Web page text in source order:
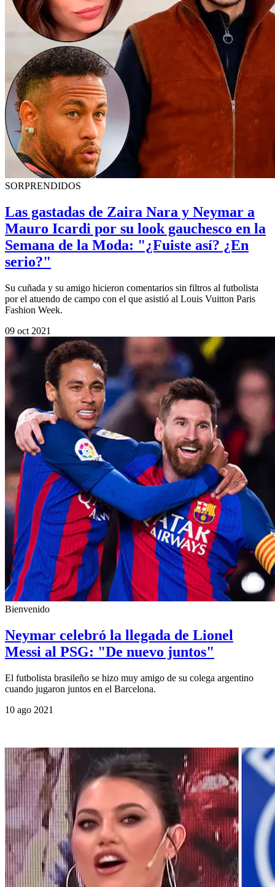
SORPRENDIDOS
Las gastadas de Zaira Nara y Neymar a
Mauro Icardi por su look gauchesco en la
Semana de la Moda: "¿Fuiste así? ¿En
serio?"
Su cuñada y su amigo hicieron comentarios sin filtros al futbolista
por el atuendo de campo con el que asistió al Louis Vuitton Paris
Fashion Week.
09 oct 2021
Bienvenido
Neymar celebró la llegada de Lionel
Messi al PSG: "De nuevo juntos"
El futbolista brasileño se hizo muy amigo de su colega argentino
cuando jugaron juntos en el Barcelona.
10 ago 2021